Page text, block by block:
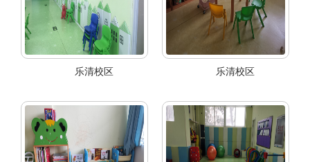
乐清校区 乐清校区